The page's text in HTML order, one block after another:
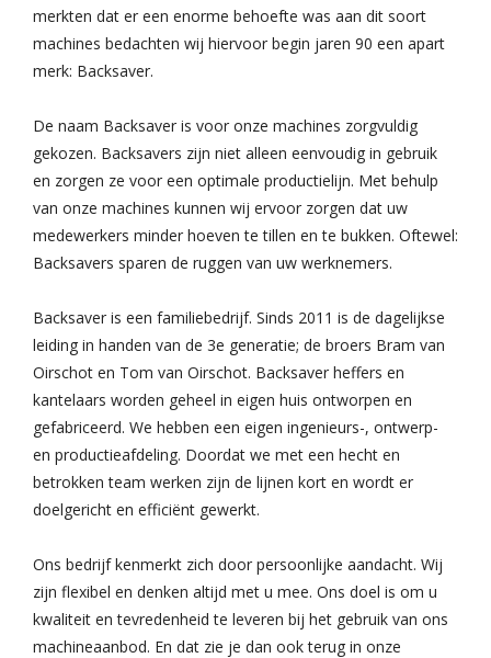
merkten dat er een enorme behoefte was aan dit soort
machines bedachten wij hiervoor begin jaren 90 een apart
merk: Backsaver.
De naam Backsaver is voor onze machines zorgvuldig
gekozen. Backsavers zijn niet alleen eenvoudig in gebruik
en zorgen ze voor een optimale productielijn. Met behulp
van onze machines kunnen wij ervoor zorgen dat uw
medewerkers minder hoeven te tillen en te bukken. Oftewel:
Backsavers sparen de ruggen van uw werknemers.
Backsaver is een familiebedrijf. Sinds 2011 is de dagelijkse
leiding in handen van de 3e generatie; de broers Bram van
Oirschot en Tom van Oirschot. Backsaver heffers en
kantelaars worden geheel in eigen huis ontworpen en
gefabriceerd. We hebben een eigen ingenieurs-, ontwerp-
en productieafdeling. Doordat we met een hecht en
betrokken team werken zijn de lijnen kort en wordt er
doelgericht en efficiënt gewerkt.
Ons bedrijf kenmerkt zich door persoonlijke aandacht. Wij
zijn flexibel en denken altijd met u mee. Ons doel is om u
kwaliteit en tevredenheid te leveren bij het gebruik van ons
machineaanbod. En dat zie je dan ook terug in onze